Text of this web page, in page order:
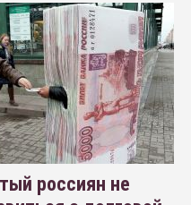
россиян не